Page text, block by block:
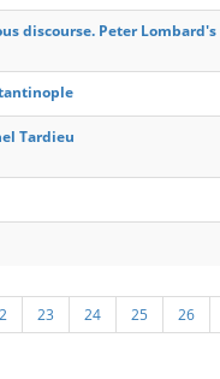
discourse. Peter Lombard's
Tardieu
23 24 25 26